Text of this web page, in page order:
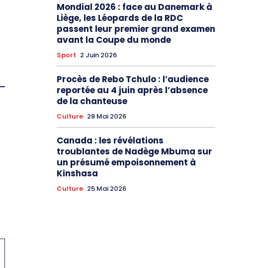
Mondial 2026 : face au Danemark à
Liège, les Léopards de la RDC
passent leur premier grand examen
avant la Coupe du monde
Sport 2 Juin 2026
Procès de Rebo Tchulo : l’audience
reportée au 4 juin après l’absence
de la chanteuse
Culture 28 Mai 2026
Canada : les révélations
troublantes de Nadège Mbuma sur
un présumé empoisonnement à
Kinshasa
Culture 25 Mai 2026